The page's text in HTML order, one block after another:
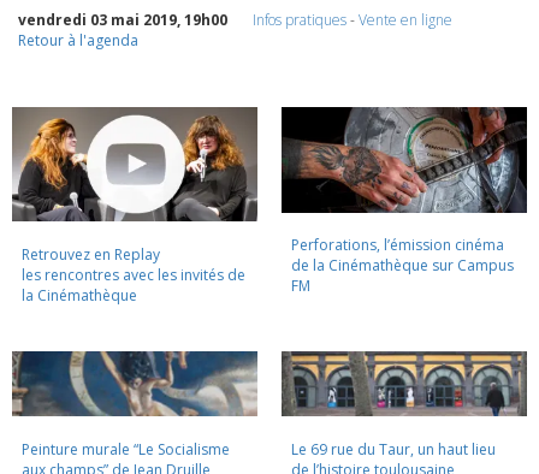
vendredi 03 mai 2019, 19h00
Infos pratiques-Vente en ligne
Retour à l'agenda
Retrouvez en Replay
les rencontres avec les invités de
la Cinémathèque
Perforations, l’émission cinéma
de la Cinémathèque sur Campus
FM
Peinture murale “Le Socialisme
aux champs” de Jean Druille,
Le 69 rue du Taur, un haut lieu
de l’histoire toulousaine